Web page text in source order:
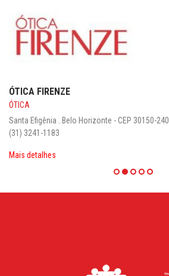
ÓTICA FIRENZE
ÓTICA
Santa Efigênia . Belo Horizonte - CEP 30150-240
(31) 3241-1183
Mais detalhes